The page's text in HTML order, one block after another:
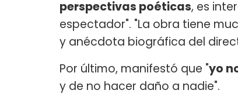
perspectivas poéticas, es
espectador". "La obra tiene
y anécdota biográfica del
Por último, manifestó que "yo
y de no hacer daño a nadie".